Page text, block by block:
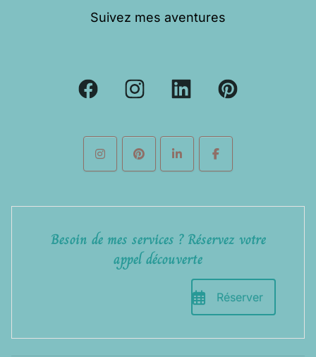
Suivez mes aventures
Besoin de mes services ? Réservez votre
appel découverte
Réserver